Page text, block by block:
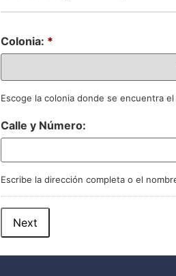
Colonia: *
Escoge la colonia donde se encuentra
Calle y Número:
Escribe la dirección completa o el